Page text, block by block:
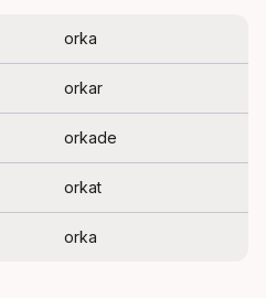
orka
orkar
orkade
orkat
orka